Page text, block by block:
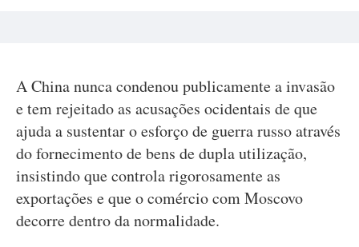
A China nunca condenou publicamente a invasão
e tem rejeitado as acusações ocidentais de que
ajuda a sustentar o esforço de guerra russo através
do fornecimento de bens de dupla utilização,
insistindo que controla rigorosamente as
exportações e que o comércio com Moscovo
decorre dentro da normalidade.